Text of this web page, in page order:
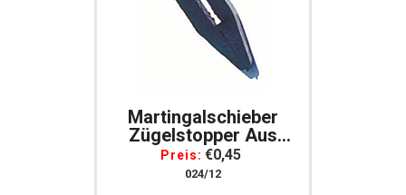
Martingalschieber
Zügelstopper Aus
Gummi
Preis: €0,45
024/12